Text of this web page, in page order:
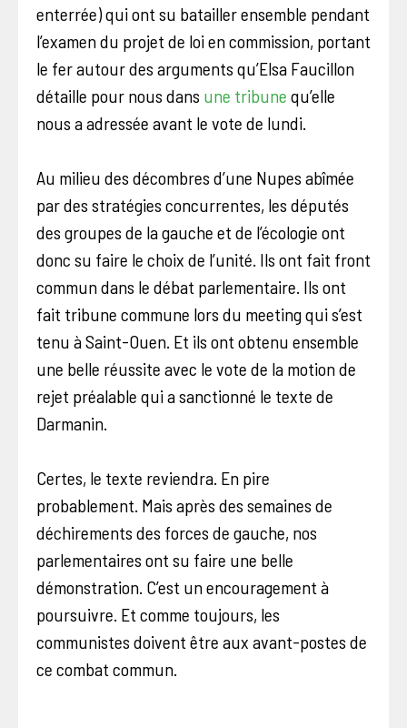
enterrée) qui ont su batailler ensemble pendant
l’examen du projet de loi en commission, portant
le fer autour des arguments qu’Elsa Faucillon
détaille pour nous dans une tribune qu’elle
nous a adressée avant le vote de lundi.
Au milieu des décombres d’une Nupes abîmée
par des stratégies concurrentes, les députés
des groupes de la gauche et de l’écologie ont
donc su faire le choix de l’unité. Ils ont fait front
commun dans le débat parlementaire. Ils ont
fait tribune commune lors du meeting qui s’est
tenu à Saint-Ouen. Et ils ont obtenu ensemble
une belle réussite avec le vote de la motion de
rejet préalable qui a sanctionné le texte de
Darmanin.
Certes, le texte reviendra. En pire
probablement. Mais après des semaines de
déchirements des forces de gauche, nos
parlementaires ont su faire une belle
démonstration. C’est un encouragement à
poursuivre. Et comme toujours, les
communistes doivent être aux avant-postes de
ce combat commun.